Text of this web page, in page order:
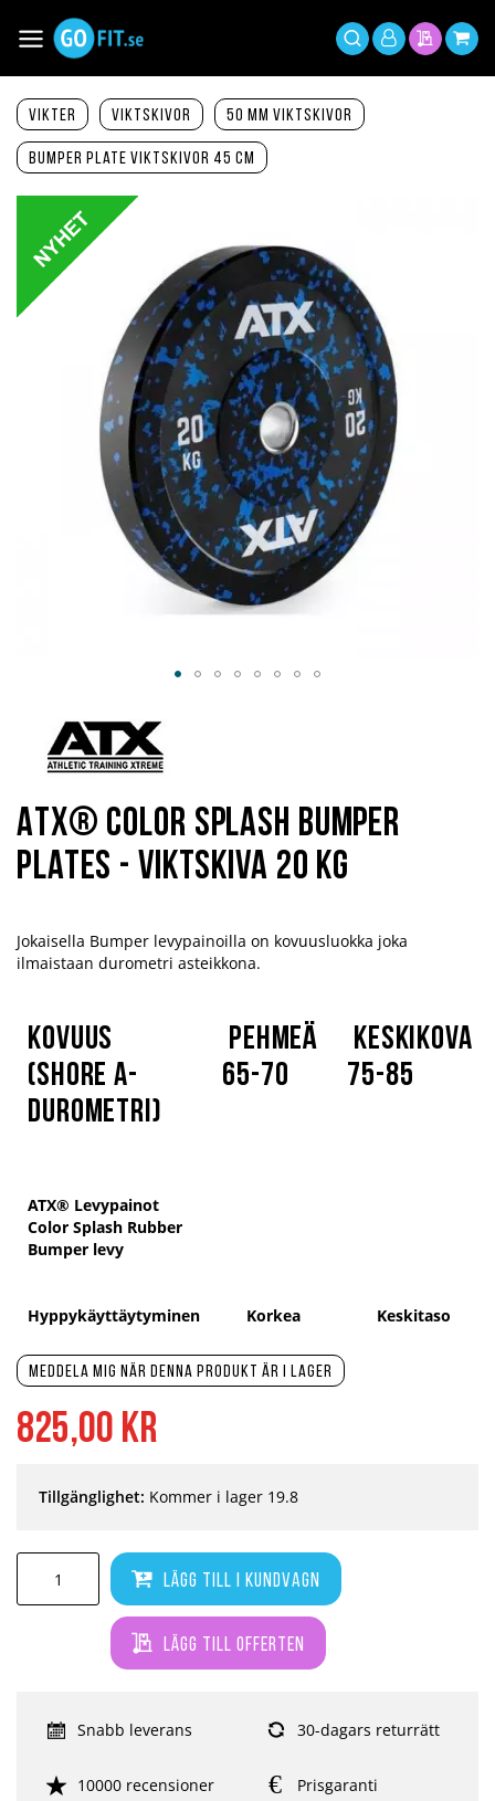
innehållet
Växla
Nav
Sök
Mitt
Min Min
Vikter Viktskivor 50 mm viktskivor
Bumper Plate viktskivor 45 cm
825,00 kr
Meddela mig när denna produkt är i lager
Lägg till i kundvagn
Lägg till offerten
Jokaisella Bumper levypainoilla on kovuusluokka joka
ilmaistaan durometri asteikkona.
Kovuus
(Shore A-
durometri)
Pehmeä
65-70
Keskikova
75-85
ATX® Levypainot
Color Splash Rubber
Bumper levy
Hyppykäyttäytyminen Korkea Keskitaso
Tillgänglighet: Kommer i lager 19.8
Snabb leverans 30-dagars returrätt
10000 recensioner Prisgaranti
ATX® Color Splash Bumper
Plates - Viktskiva 20 kg
slutet
bildgalleriet
början
bildgalleriet